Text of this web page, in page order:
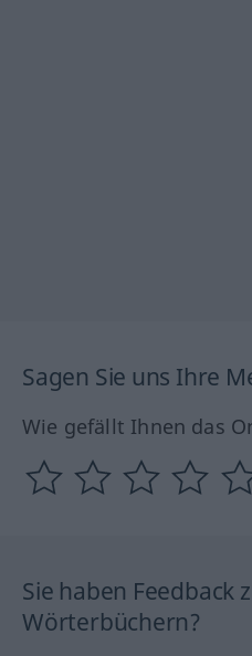
Sagen Sie uns Ihre
Wie gefällt Ihnen das
Sie haben Feedback
Wörterbüchern?